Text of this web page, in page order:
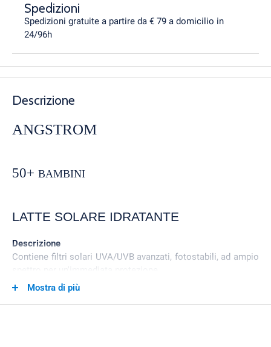
Spedizioni
Spedizioni gratuite a partire da € 79 a domicilio in
24/96h
Descrizione
ANGSTROM
50+ BAMBINI
LATTE SOLARE IDRATANTE
Descrizione
Contiene filtri solari UVA/UVB avanzati, fotostabili, ad ampio
spettro per un'immediata protezione.
Specialmente formulata per la pelle delicata dei bambini.
Mostra di più